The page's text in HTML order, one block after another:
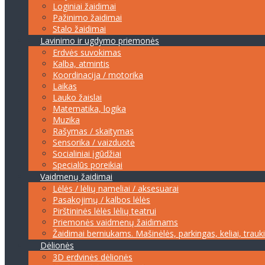
Loginiai žaidimai
Pažinimo žaidimai
Stalo žaidimai
Lavinimo ir ugdymo priemonės
Erdvės suvokimas
Kalba, atmintis
Koordinacija / motorika
Laikas
Lauko žaislai
Matematika, logika
Muzika
Rašymas / skaitymas
Sensorika / vaizduotė
Socialiniai įgūdžiai
Specialūs poreikiai
Vaidmenų žaidimai
Lėlės / lėlių nameliai / aksesuarai
Pasakojimų / kalbos lėlės
Pirštininės lėlės lėlių teatrui
Priemonės vaidmenų žaidimams
Žaidimai berniukams. Mašinėlės, parkingas, keliai,
Dėlionės
3D erdvinės dėlionės